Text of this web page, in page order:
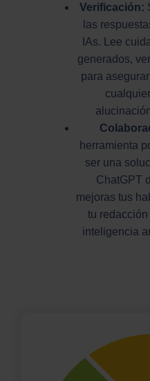
Verificación:
las
IAs. Lee
generados,
para
herramienta
ser una
ChatGPT
mejoras tus
tu
inteligencia